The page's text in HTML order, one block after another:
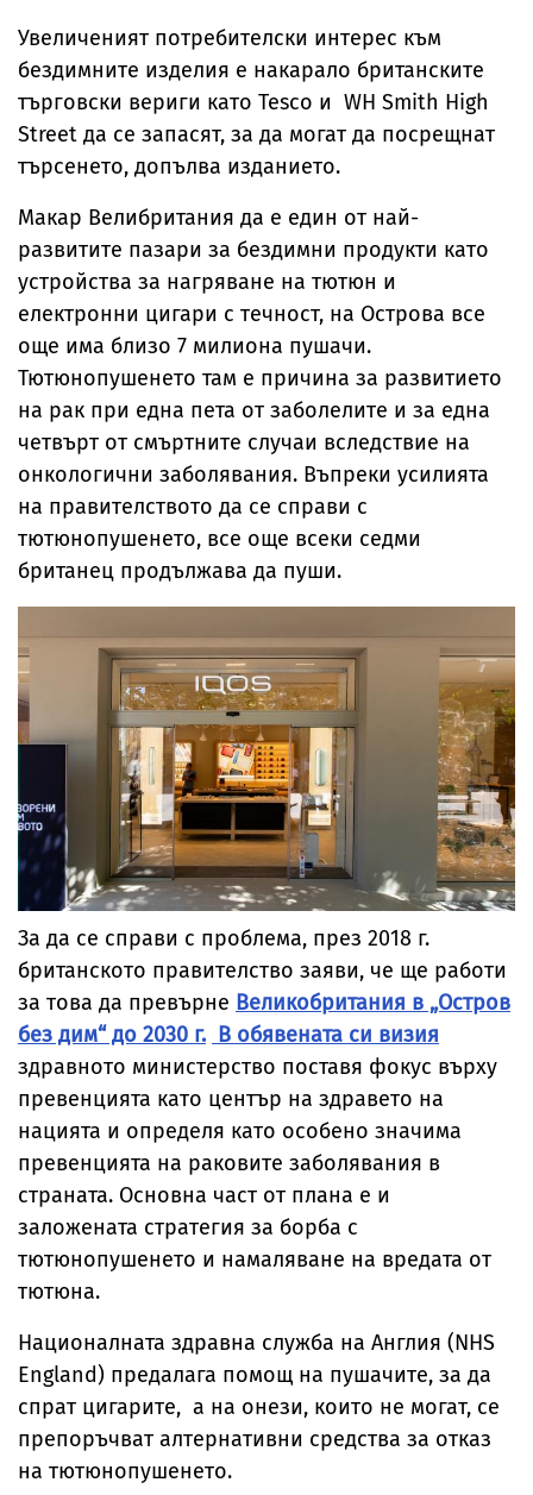
Увеличеният потребителски интерес към
бездимните изделия е накарало британските
търговски вериги като Tesco и WH Smith High
Street да се запасят, за да могат да посрещнат
търсенето, допълва изданието.
Макар Велибритания да е един от най-
развитите пазари за бездимни продукти като
устройства за нагряване на тютюн и
електронни цигари с течност, на Острова все
още има близо 7 милиона пушачи.
Тютюнопушенето там е причина за развитието
на рак при една пета от заболелите и за една
четвърт от смъртните случаи вследствие на
онкологични заболявания. Въпреки усилията
на правителството да се справи с
тютюнопушенето, все още всеки седми
британец продължава да пуши.
За да се справи с проблема, през 2018 г.
британското правителство заяви, че ще работи
за това да превърне Великобритания в „Остров
без дим“ до 2030 г. В обявената си визия
здравното министерство поставя фокус върху
превенцията като център на здравето на
нацията и определя като особено значима
превенцията на раковите заболявания в
страната. Основна част от плана е и
заложената стратегия за борба с
тютюнопушенето и намаляване на вредата от
тютюна.
Националната здравна служба на Англия (NHS
England) предалага помощ на пушачите, за да
спрат цигарите, а на онези, които не могат, се
препоръчват алтернативни средства за отказ
на тютюнопушенето.